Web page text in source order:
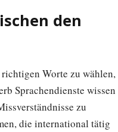
den
Worte zu wählen,
Sprachendienste wissen
zu
die international tätig